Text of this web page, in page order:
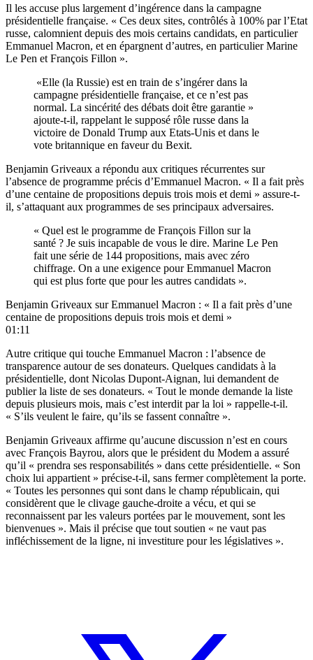
Il les accuse plus largement d’ingérence dans la campagne
présidentielle française. « Ces deux sites, contrôlés à 100% par l’Etat
russe, calomnient depuis des mois certains candidats, en particulier
Emmanuel Macron, et en épargnent d’autres, en particulier Marine
Le Pen et François Fillon ».
«Elle (la Russie) est en train de s’ingérer dans la
campagne présidentielle française, et ce n’est pas
normal. La sincérité des débats doit être garantie »
ajoute-t-il, rappelant le supposé rôle russe dans la
victoire de Donald Trump aux Etats-Unis et dans le
vote britannique en faveur du Bexit.
Benjamin Griveaux a répondu aux critiques récurrentes sur
l’absence de programme précis d’Emmanuel Macron. « Il a fait près
d’une centaine de propositions depuis trois mois et demi » assure-t-
il, s’attaquant aux programmes de ses principaux adversaires.
« Quel est le programme de François Fillon sur la
santé ? Je suis incapable de vous le dire. Marine Le Pen
fait une série de 144 propositions, mais avec zéro
chiffrage. On a une exigence pour Emmanuel Macron
qui est plus forte que pour les autres candidats ».
Benjamin Griveaux sur Emmanuel Macron : « Il a fait près d’une
centaine de propositions depuis trois mois et demi »
01:11
Autre critique qui touche Emmanuel Macron : l’absence de
transparence autour de ses donateurs. Quelques candidats à la
présidentielle, dont Nicolas Dupont-Aignan, lui demandent de
publier la liste de ses donateurs. « Tout le monde demande la liste
depuis plusieurs mois, mais c’est interdit par la loi » rappelle-t-il.
« S’ils veulent le faire, qu’ils se fassent connaître ».
Benjamin Griveaux affirme qu’aucune discussion n’est en cours
avec François Bayrou, alors que le président du Modem a assuré
qu’il « prendra ses responsabilités » dans cette présidentielle. « Son
choix lui appartient » précise-t-il, sans fermer complètement la porte.
« Toutes les personnes qui sont dans le champ républicain, qui
considèrent que le clivage gauche-droite a vécu, et qui se
reconnaissent par les valeurs portées par le mouvement, sont les
bienvenues ». Mais il précise que tout soutien « ne vaut pas
infléchissement de la ligne, ni investiture pour les législatives ».